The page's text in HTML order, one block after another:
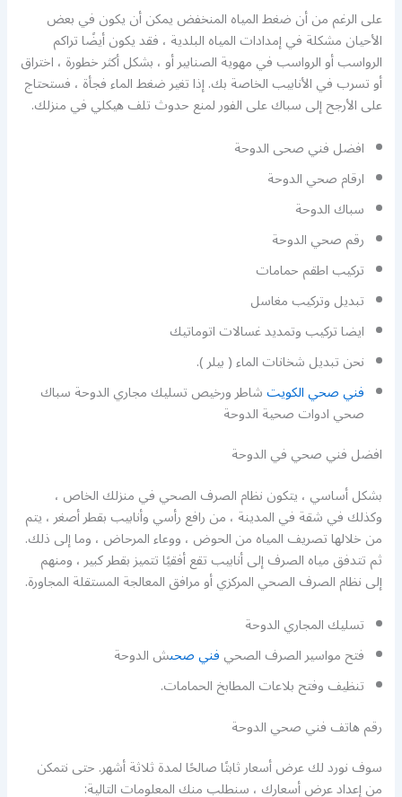
على الرغم من أن ضغط المياه المنخفض يمكن أن يكون في بعض
الأحيان مشكلة في إمدادات المياه البلدية ، فقد يكون أيضًا تراكم
الرواسب أو الرواسب في مهوية الصنابير أو ، بشكل أكثر خطورة ، اختراق
أو تسرب في الأنابيب الخاصة بك. إذا تغير ضغط الماء فجأة ، فستحتاج
على الأرجح إلى سباك على الفور لمنع حدوث تلف هيكلي في منزلك.
افضل فني صحى الدوحة
ارقام صحي الدوحة
سباك الدوحة
رقم صحي الدوحة
تركيب اطقم حمامات
تبديل وتركيب مغاسل
ايضا تركيب وتمديد غسالات اتوماتيك
نحن تبديل شخانات الماء ( بيلر ).
فني صحي الكويتشاطر ورخيص تسليك مجاري الدوحة سباك
صحي ادوات صحية الدوحة
افضل فني صحي في الدوحة
بشكل أساسي ، يتكون نظام الصرف الصحي في منزلك الخاص ،
وكذلك في شقة في المدينة ، من رافع رأسي وأنابيب بقطر أصغر ، يتم
من خلالها تصريف المياه من الحوض ، ووعاء المرحاض ، وما إلى ذلك.
ثم تتدفق مياه الصرف إلى أنابيب تقع أفقيًا تتميز بقطر كبير ، ومنهم
إلى نظام الصرف الصحي المركزي أو مرافق المعالجة المستقلة المجاورة.
تسليك المجاري الدوحة
فتح مواسير الصرف الصحيفني صحىش الدوحة
تنظيف وفتح بلاعات المطابخ الحمامات.
رقم هاتف فني صحي الدوحة
سوف نورد لك عرض أسعار ثابتًا صالحًا لمدة ثلاثة أشهر. حتى نتمكن
من إعداد عرض أسعارك ، سنطلب منك المعلومات التالية: